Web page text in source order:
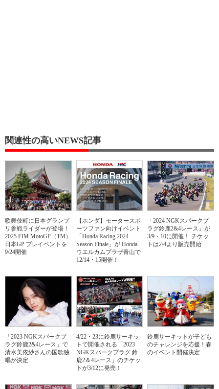
関連性の高いNEWS記事
歌舞伎町に日本グランプ
リ参戦ライダーが登場！
2025 FIM MotoGP（TM）
日本GP プレイベントを
9/24開催
【ホンダ】モータースポ
ーツファン向けイベント
「Honda Racing 2024
Season Finale」が Honda
ウエルカムプラザ青山で
12/14・15開催！
「2024 NGKスパークプ
ラグ鈴鹿2&4レース」が
3/9・10に開催！ チケッ
トは2/4より販売開始
「2023 NGKスパークプ
ラグ鈴鹿2&4レース」で
清水美依紗さんの国歌独
唱が決定
4/22・23に鈴鹿サーキッ
トで開催される「2023
NGKスパークプラグ 鈴
鹿2＆4レース」のチケッ
トが3/12に発売！
鈴鹿サーキットが子ども
のチャレンジを応援！春
のイベント開催決定